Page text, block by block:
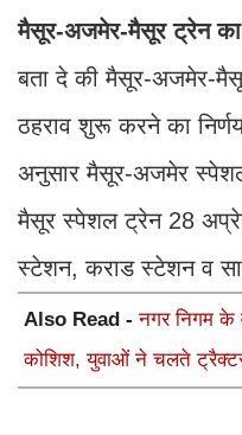
मैसूर-अजमेर-मैसूर ट्रेन का
बता दे की मैसूर-अजमेर-
ठहराव शुरू करने का
अनुसार मैसूर-अजमेर
मैसूर स्पेशल ट्रेन 28
स्टेशन, कराड स्टेशन व
Also Read -नगर निगम के
कोशिश, युवाओं ने चलते